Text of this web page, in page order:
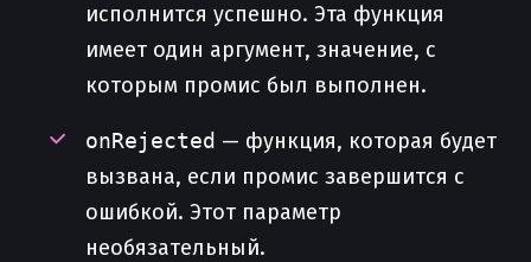
исполнится успешно. Эта функция
имеет один аргумент, значение, с
которым промис был выполнен.
onRejected — функция, которая будет
вызвана, если промис завершится с
ошибкой. Этот параметр
необязательный.